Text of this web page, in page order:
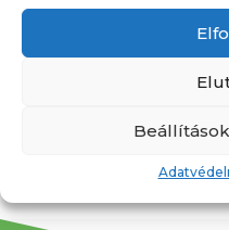
Egész
KategóriaEgyéb,